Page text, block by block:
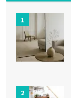
1
2